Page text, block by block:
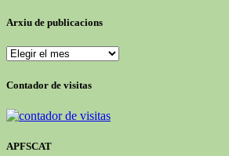
Arxiu de publicacions
Arxiu
publicacions
Contador de visitas
APFSCAT